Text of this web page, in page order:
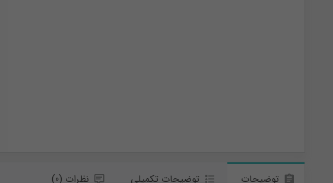
توضیحات توضیحات تکمیلی نظرات (0)